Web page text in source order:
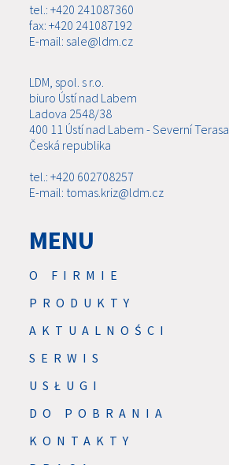
tel.: +420 241087360
fax: +420 241087192
E-mail: sale@ldm.cz
LDM, spol. s r.o.
biuro Ústí nad Labem
Ladova 2548/38
400 11 Ústí nad Labem - Severní Terasa
Česká republika
tel.: +420 602708257
E-mail: tomas.kriz@ldm.cz
MENU
O FIRMIE
PRODUKTY
AKTUALNOŚCI
SERWIS
USŁUGI
DO POBRANIA
KONTAKTY